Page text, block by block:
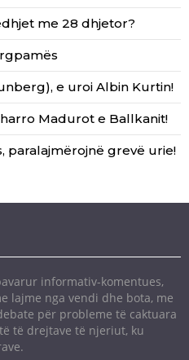
me 28 dhjetor?
e uroi Albin Kurtin!
Madurot e Ballkanit!
paralajmërojnë grevë urie!
informativ-komentues,
lajme nga vendi dhe bota, me
për probleme të caktuara
të drejtave të njeriut, ku